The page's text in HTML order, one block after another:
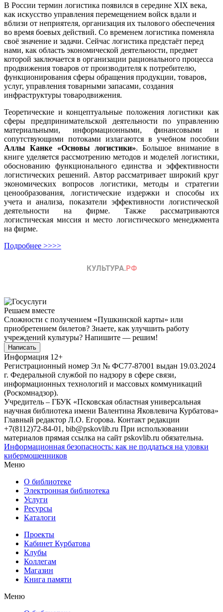
В России термин логистика появился в середине XIX века,
как искусство управления перемещением войск вдали и
вблизи от неприятеля, организация их тылового обеспечения
во время боевых действий. Со временем логистика поменяла
своё значение и задачи. Сейчас логистика предстаёт перед
нами, как область экономической деятельности, предмет
которой заключается в организации рационального процесса
продвижения товаров от производителя к потребителю,
функционирования сферы обращения продукции, товаров,
услуг, управления товарными запасами, создания
инфраструктуры товародвижения.
Теоретические и концептуальные положения логистики как
сферы предпринимательской деятельности по управлению
материальными, информационными, финансовыми и
сопутствующими потоками излагаются в учебном пособии
Аллы Канке «Основы логистики». Большое внимание в
книге уделяется рассмотрению методов и моделей логистики,
обоснованию функционального единства и эффективности
логистических решений. Автор рассматривает широкий круг
экономических вопросов логистики, методы и стратегии
ценообразования, логистические издержки и способы их
учета и анализа, показатели эффективности логистической
деятельности на фирме. Также рассматриваются
логистическая миссия и место логистического менеджмента
на фирме.
Подробнее >>>>
Решаем вместе
Сложности с получением «Пушкинской карты» или
приобретением билетов? Знаете, как улучшить работу
учреждений культуры? Напишите — решим!
Написать
Информация 12+
Регистрационный номер Эл № ФС77-87001 выдан 19.03.2024
г. Федеральной службой по надзору в сфере связи,
информационных технологий и массовых коммуникаций
(Роскомнадзор).
Учредитель – ГБУК «Псковская областная универсальная
научная библиотека имени Валентина Яковлевича Курбатова»
Главный редактор Л.О. Егорова. Контакт редакции
+7(8112)72-84-01, bib@pskovlib.ru При использовании
материалов прямая ссылка на сайт pskovlib.ru обязательна.
Информационная безопасность: как не поддаться на уловки
кибермошенников
Меню
О библиотеке
Электронная библиотека
Услуги
Ресурсы
Каталоги
Проекты
Кабинет Курбатова
Клубы
Коллегам
Магазин
Книга памяти
Меню